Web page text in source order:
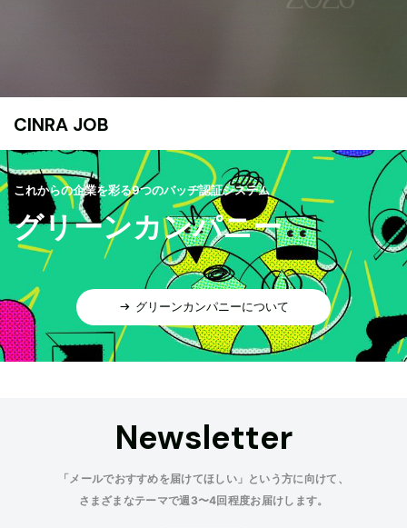
CINRA JOB
これからの企業を彩る9つのバッヂ認証システム
グリーンカンパニー
グリーンカンパニーについて
Newsletter
「メールでおすすめを届けてほしい」という方に向けて、
さまざまなテーマで週3〜4回程度お届けします。